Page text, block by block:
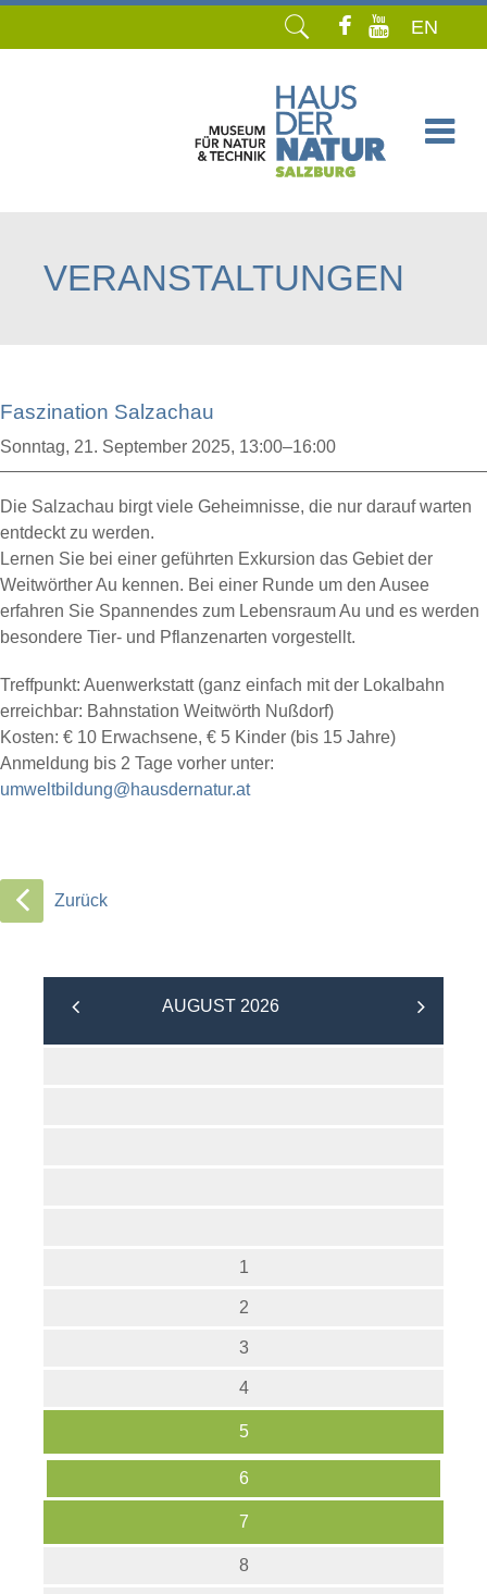
EN
VERANSTALTUNGEN
Faszination Salzachau
Sonntag, 21. September 2025, 13:00–16:00
Die Salzachau birgt viele Geheimnisse, die nur darauf warten
entdeckt zu werden.
Lernen Sie bei einer geführten Exkursion das Gebiet der
Weitwörther Au kennen. Bei einer Runde um den Ausee
erfahren Sie Spannendes zum Lebensraum Au und es werden
besondere Tier- und Pflanzenarten vorgestellt.
Treffpunkt: Auenwerkstatt (ganz einfach mit der Lokalbahn
erreichbar: Bahnstation Weitwörth Nußdorf)
Kosten: € 10 Erwachsene, € 5 Kinder (bis 15 Jahre)
Anmeldung bis 2 Tage vorher unter:
umweltbildung@hausdernatur.at
Zurück
AUGUST 2026
1
2
3
4
5
6
7
8